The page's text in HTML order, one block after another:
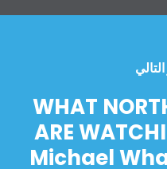
WHAT
ARE
Michael